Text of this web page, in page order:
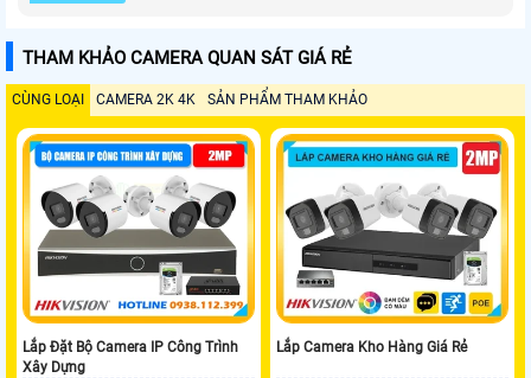
THAM KHẢO CAMERA QUAN SÁT GIÁ RẺ
CÙNG LOẠI CAMERA 2K 4K SẢN PHẨM THAM KHẢO
Lắp Đặt Bộ Camera IP Công Trình
Xây Dựng
Lắp Camera Kho Hàng Giá Rẻ